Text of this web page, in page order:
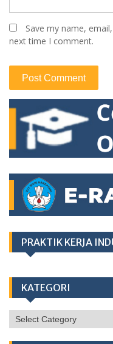
Save my name,
next time I comment.
PRAKTIK KERJA
KATEGORI
KATEGORI